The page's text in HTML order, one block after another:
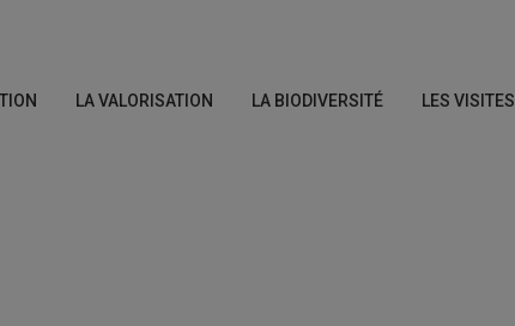
LA VALORISATION LA BIODIVERSITÉ LES VISITES